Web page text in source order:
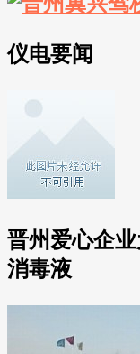
仪电要闻
晋州爱心企
消毒液